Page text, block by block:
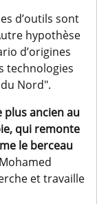
d’outils sont
hypothèse
d’origines
technologies
Nord".
plus ancien au
qui remonte
le berceau
et travaille